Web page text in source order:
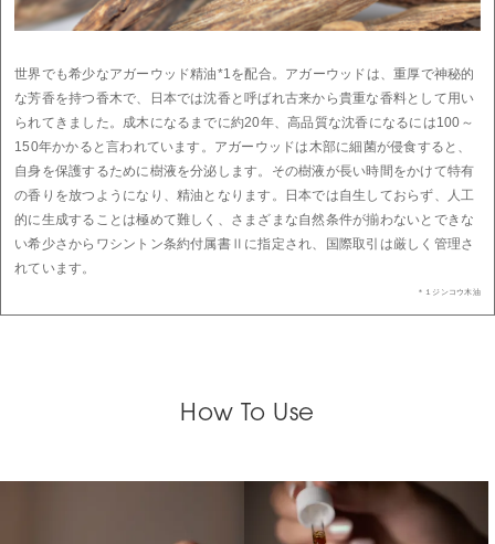
世界でも希少なアガーウッド精油*1を配合。アガーウッドは、重厚で神秘的
な芳香を持つ香木で、日本では沈香と呼ばれ古来から貴重な香料として用い
られてきました。成木になるまでに約20年、高品質な沈香になるには100～
150年かかると言われています。アガーウッドは木部に細菌が侵食すると、
自身を保護するために樹液を分泌します。その樹液が長い時間をかけて特有
の香りを放つようになり、精油となります。日本では自生しておらず、人工
的に生成することは極めて難しく、さまざまな自然条件が揃わないとできな
い希少さからワシントン条約付属書Ⅱに指定され、国際取引は厳しく管理さ
れています。
＊１ジンコウ木油
How To Use